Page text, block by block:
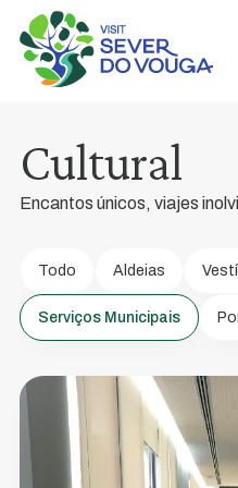
Cultural
Encantos únicos, viajes
Todo Aldeias
Serviços Municipais
Biblioteca
Sever
do
Vouga
Biblioteca
Fija
nº
de
la
Fundación
Calouste
Gulbenkian